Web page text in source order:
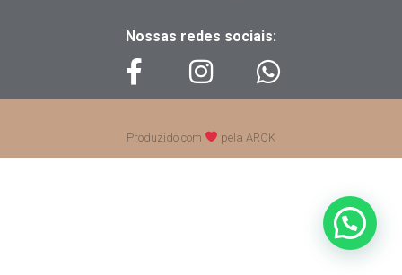
Nossas redes sociais:
Produzido com pela AROK